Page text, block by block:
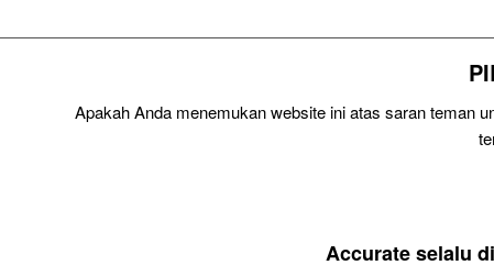
Apakah Anda menemukan website ini atas saran teman
Accurate selalu